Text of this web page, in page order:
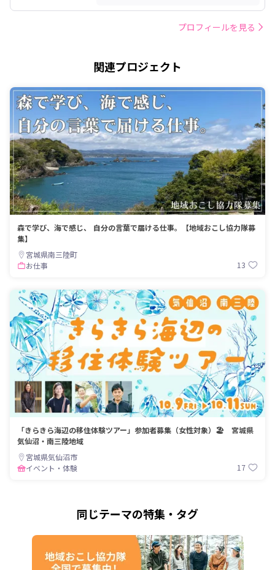
プロフィールを見る
関連プロジェクト
森で学び、海で感じ、 自分の言葉で届ける仕事。【地域おこし協力隊募
集】
宮城県南三陸町
お仕事
13
「きらきら海辺の移住体験ツアー」参加者募集（女性対象）🏖️ 宮城県
気仙沼・南三陸地域
宮城県気仙沼市
イベント・体験
17
同じテーマの特集・タグ